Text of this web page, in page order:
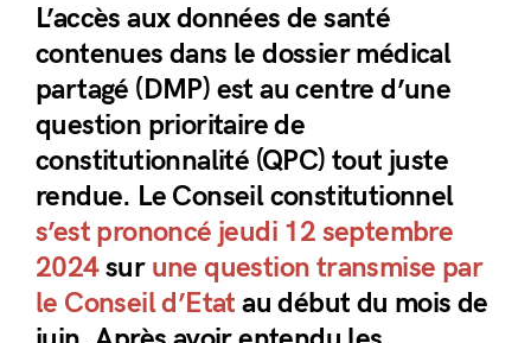
L’accès aux données de santé
contenues dans le dossier médical
partagé (DMP) est au centre d’une
question prioritaire de
constitutionnalité (QPC) tout juste
rendue. Le Conseil constitutionnel
s’est prononcé jeudi 12 septembre
2024sur une question transmise par
le Conseil d’Etat au début du mois de